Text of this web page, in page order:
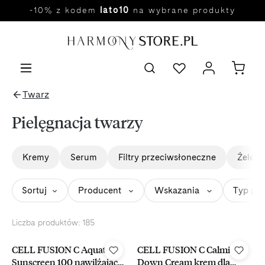
Przejdź do głównej zawartości
-10% z kodem lato10 na wybrane produkty
Twarz
Pielęgnacja twarzy
Kremy Serum Filtry przeciwsłoneczne Żele
Sortuj Producent Wskazania Typ
Liczba produktów: 185
-15% Wybór kosmetologa
CELL FUSION C Aquatica
Sunscreen 100 nawilżający
CELL FUSION C Calming
Down Cream krem dla